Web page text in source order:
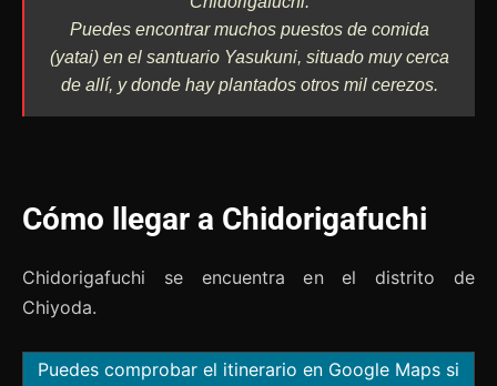
Puedes encontrar muchos puestos de comida
(yatai) en el santuario Yasukuni, situado muy cerca
de allí, y donde hay plantados otros mil cerezos.
Cómo llegar a Chidorigafuchi
Chidorigafuchi se encuentra en el distrito de
Chiyoda.
Puedes comprobar el itinerario en Google Maps si